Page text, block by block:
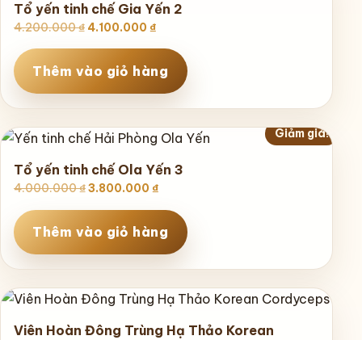
Tổ yến tinh chế Gia Yến 2
4.200.000₫ Giá
gốc
là:
4.200.000 ₫.
4.100.000 ₫
hiện
là:
Thêm vào giỏ hàng
Giảm giá!
Tổ yến tinh chế Ola Yến 3
4.000.000₫Giá
là:
4.000.000 ₫.
3.800.000 ₫
là:
Thêm vào giỏ hàng
Viên Hoàn Đông Trùng Hạ Thảo Korean